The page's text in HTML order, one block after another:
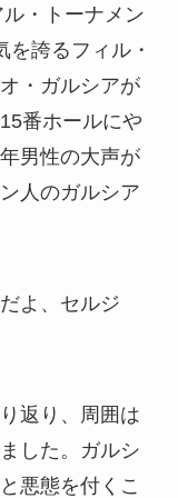
・トーナメン
を誇るフィル・
・ガルシアが
番ホールにや
男性の大声が
人のガルシア
よ、セルジ
返り、周囲は
した。ガルシ
悪態を付くこ